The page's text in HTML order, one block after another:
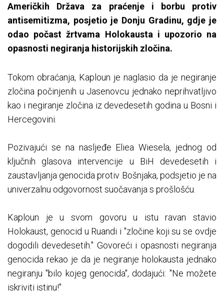
Američkih Država za praćenje i borbu protiv
antisemitizma, posjetio je Donju Gradinu, gdje je
odao počast žrtvama Holokausta i upozorio na
opasnosti negiranja historijskih zločina.
Tokom obraćanja, Kaploun je naglasio da je negiranje
zločina počinjenih u Jasenovcu jednako neprihvatljivo
kao i negiranje zločina iz devedesetih godina u Bosni i
Hercegovini.
Pozivajući se na nasljeđe Eliea Wiesela, jednog od
ključnih glasova intervencije u BiH devedesetih i
zaustavljanja genocida protiv Bošnjaka, podsjetio je na
univerzalnu odgovornost suočavanja s prošlošću.
Kaploun je u svom govoru u istu ravan stavio
Holokaust, genocid u Ruandi i "zločine koji su se ovdje
dogodili devedesetih." Govoreći i opasnosti negiranja
genocida rekao je da je negiranje holokausta jednako
negiranju "bilo kojeg genocida", dodajući: "Ne možete
iskriviti istinu!"